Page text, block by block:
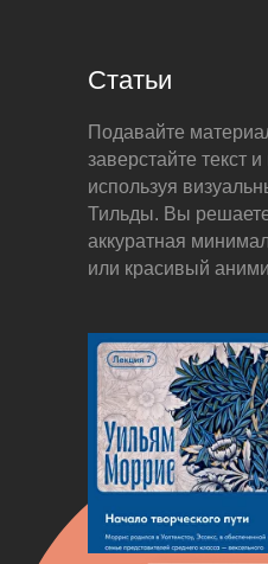
Статьи
Подавайте
заверстайте текст
используя
Тильды. Вы
аккуратная
или красивый